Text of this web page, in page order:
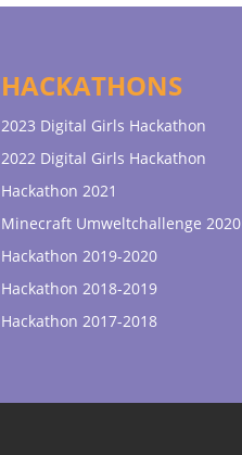
HACKATHONS
2023 Digital Girls Hackathon
2022 Digital Girls Hackathon
Hackathon 2021
Minecraft Umweltchallenge 2020
Hackathon 2019-2020
Hackathon 2018-2019
Hackathon 2017-2018